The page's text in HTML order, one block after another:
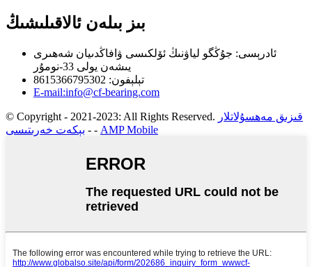
بىز بىلەن ئالاقىلىشىڭ
ئادرېسى: جۇڭگو لياۋنىڭ ئۆلكىسى ۋافاڭدىيان شەھىرى
يىشەن يولى 33-نومۇر
تېلېفون: 8615366795302
E-mail:info@cf-bearing.com
© Copyright - 2021-2023: All Rights Reserved. قىزىق مەھسۇلاتلار
- بېكەت خەرىتىسى - AMP Mobile